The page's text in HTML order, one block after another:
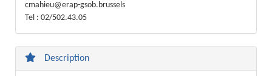
cmahieu@erap-gsob.brussels
Tel : 02/502.43.05
Description